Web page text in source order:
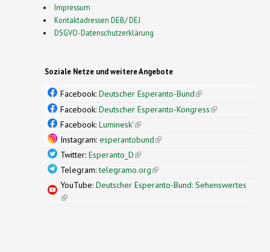
Impressum
Kontaktadressen DEB/ DEJ
DSGVO-Datenschutzerklärung
Soziale Netze und weitere Angebote
Facebook: Deutscher Esperanto-Bund(link is
external)
Facebook: Deutscher Esperanto-Kongress(link is
Facebook: Luminesk'(link is external)
Instagram: esperantobund(link is external)
Twitter: Esperanto_D(link is external)
Telegram:telegramo.org(link is external)
YouTube: Deutscher Esperanto-Bund: Sehenswertes
(link is external)